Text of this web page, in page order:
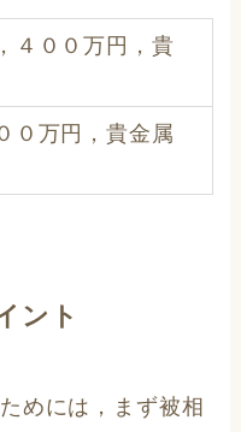
４００万円，貴
０万円，貴金属
ント
めには，まず被相